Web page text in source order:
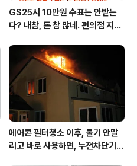
GS25시 10만원 수표는 안받는
다? 내참, 돈 참 많네. 편의점 지에
지구만~
에어콘 필터청소 이후, 물기 안말
리고 바로 사용하면, 누전차단기